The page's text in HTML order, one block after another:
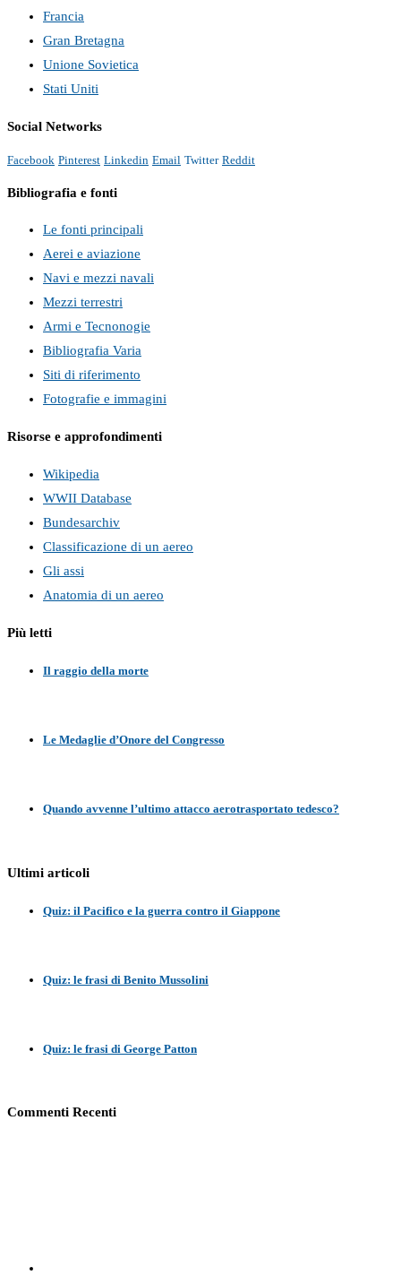
Francia
Gran Bretagna
Unione Sovietica
Stati Uniti
Social Networks
Facebook Pinterest Linkedin Email Twitter Reddit
Bibliografia e fonti
Le fonti principali
Aerei e aviazione
Navi e mezzi navali
Mezzi terrestri
Armi e Tecnonogie
Bibliografia Varia
Siti di riferimento
Fotografie e immagini
Risorse e approfondimenti
Wikipedia
WWII Database
Bundesarchiv
Classificazione di un aereo
Gli assi
Anatomia di un aereo
Più letti
Il raggio della morte
Le Medaglie d’Onore del Congresso
Quando avvenne l’ultimo attacco aerotrasportato tedesco?
Ultimi articoli
Quiz: il Pacifico e la guerra contro il Giappone
Quiz: le frasi di Benito Mussolini
Quiz: le frasi di George Patton
Commenti Recenti